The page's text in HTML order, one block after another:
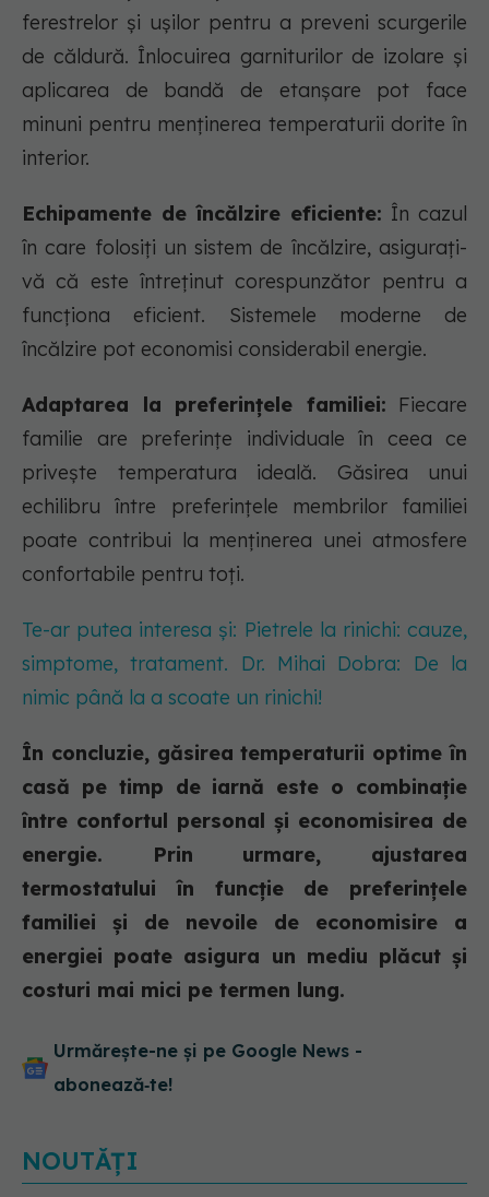
ferestrelor și ușilor pentru a preveni scurgerile
de căldură. Înlocuirea garniturilor de izolare și
aplicarea de bandă de etanșare pot face
minuni pentru menținerea temperaturii dorite în
interior.
Echipamente de încălzire eficiente: În cazul
în care folosiți un sistem de încălzire, asigurați-
vă că este întreținut corespunzător pentru a
funcționa eficient. Sistemele moderne de
încălzire pot economisi considerabil energie.
Adaptarea la preferințele familiei: Fiecare
familie are preferințe individuale în ceea ce
privește temperatura ideală. Găsirea unui
echilibru între preferințele membrilor familiei
poate contribui la menținerea unei atmosfere
confortabile pentru toți.
Te-ar putea interesa și: Pietrele la rinichi: cauze,
simptome, tratament. Dr. Mihai Dobra: De la
nimic până la a scoate un rinichi!
În concluzie, găsirea temperaturii optime în
casă pe timp de iarnă este o combinație
între confortul personal și economisirea de
energie. Prin urmare, ajustarea
termostatului în funcție de preferințele
familiei și de nevoile de economisire a
energiei poate asigura un mediu plăcut și
costuri mai mici pe termen lung.
Urmărește-ne și pe Google News -
abonează‑te!
NOUTĂȚI